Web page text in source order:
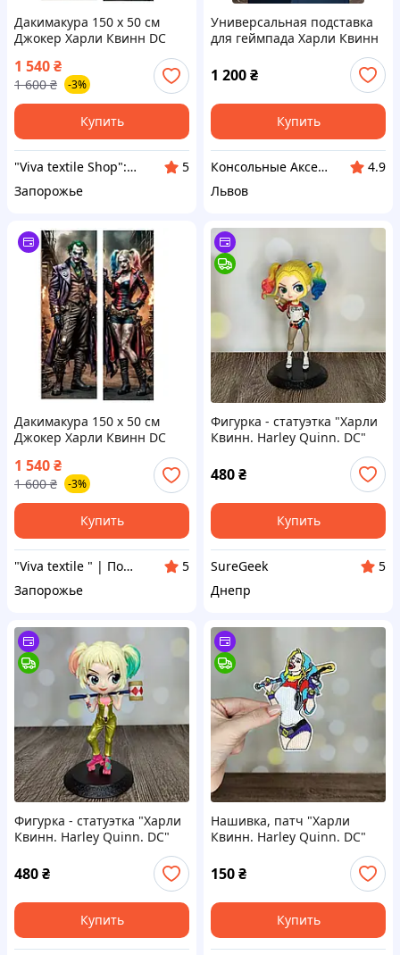
Дакимакура 150 х 50 см
Джокер Харли Квинн DC
Подушка с наволочкой,
наволочка на молнии
1 540₴
1 600 ₴ -3%
Купить
"Viva textile Shop": Дарим мягкий и комфортный сон!
5
Запорожье
Универсальная подставка
для геймпада Харли Квинн
1 200₴
Купить
Консольные Аксессуары Подставки
4.9
Львов
Дакимакура 150 х 50 см
Джокер Харли Квинн DC
Подушка + наволочка
двухсторонняя
1 540₴
1 600 ₴ -3%
Купить
"Viva textile " | Подушки, одеяла, постельное бельё, пледы и покрывала
5
Запорожье
Фигурка - статуэтка "Харли
Квинн. Harley Quinn. DC"
480₴
Купить
SureGeek
5
Днепр
Фигурка - статуэтка "Харли
Квинн. Harley Quinn. DC"
480₴
Купить
Нашивка, патч "Харли
Квинн. Harley Quinn. DC"
150₴
Купить